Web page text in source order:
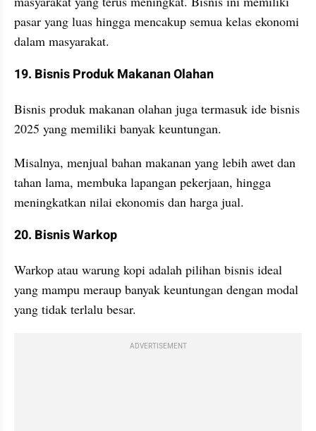
pasar yang luas hingga mencakup semua kelas ekonomi
dalam masyarakat.
19. Bisnis Produk Makanan Olahan
Bisnis produk makanan olahan juga termasuk ide bisnis
2025 yang memiliki banyak keuntungan.
Misalnya, menjual bahan makanan yang lebih awet dan
tahan lama, membuka lapangan pekerjaan, hingga
meningkatkan nilai ekonomis dan harga jual.
20. Bisnis Warkop
Warkop atau warung kopi adalah pilihan bisnis ideal
yang mampu meraup banyak keuntungan dengan modal
yang tidak terlalu besar.
ADVERTISEMENT